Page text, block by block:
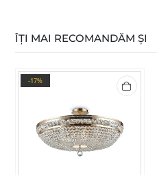
ÎȚI MAI RECOMANDĂM ȘI
-17%